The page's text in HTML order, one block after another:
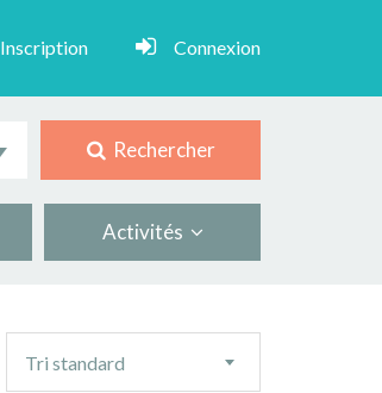
Inscription Connexion
Rechercher
Activités
Tri standard